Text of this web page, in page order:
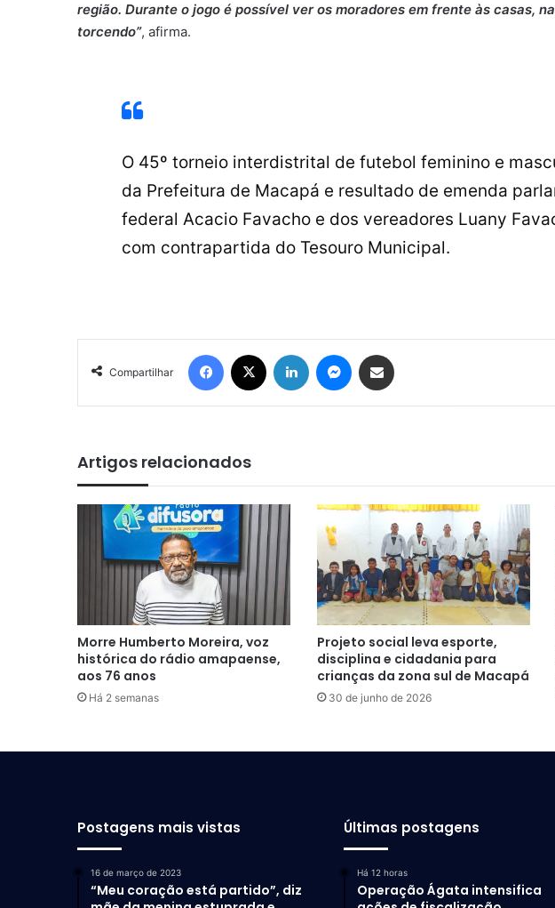
região. Durante o jogo é possível ver os moradores em frente às casas,
torcendo”, afirma.
O 45º torneio interdistrital de futebol feminino e
da Prefeitura de Macapá e resultado de emenda
federal Acacio Favacho e dos vereadores Luany
com contrapartida do Tesouro Municipal.
Compartilhar
Facebook Linkedin Messenger
Artigos relacionados
Morre Humberto Moreira, voz
histórica do rádio amapaense,
aos 76 anos
Há 2 semanas
Projeto social leva esporte,
disciplina e cidadania para
crianças da zona sul de Macapá
30 de junho de 2026
Postagens mais vistas
16 de março de 2023
“Meu coração está partido”, diz
Últimas postagens
Há 12 horas
Operação Ágata intensifica